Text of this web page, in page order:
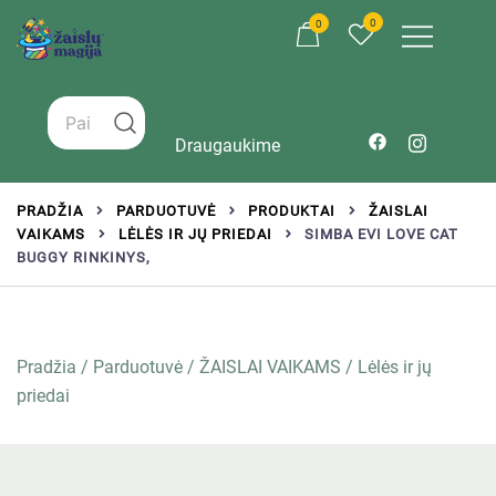
0 0
Draugaukime
PRADŽIA PARDUOTUVĖ PRODUKTAI
ŽAISLAI
VAIKAMS
LĖLĖS IR JŲ PRIEDAI
SIMBA EVI LOVE CAT
BUGGY RINKINYS,
Pradžia / Parduotuvė / ŽAISLAI VAIKAMS / Lėlės ir jų
priedai